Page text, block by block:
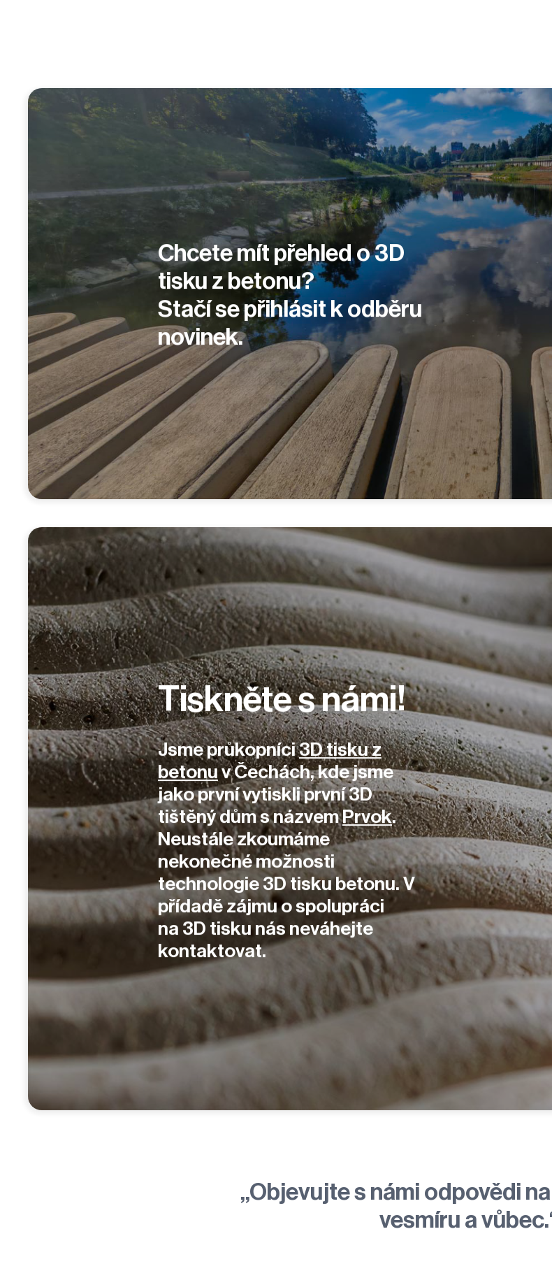
Chcete mít přehled o 3D
tisku z betonu?
Stačí se přihlásit k odběru
novinek.
Tiskněte s námi!
Jsme průkopníci3D tisku z
betonuv Čechách, kde jsme
jako první vytiskli první 3D
tištěný dům s názvemPrvok.
Neustále zkoumáme
nekonečné možnosti
technologie 3D tisku betonu.V
přídadě zájmu o spolupráci
na 3D tisku nás neváhejte
kontaktovat.
„Objevujtes námi odpovědi
vesmíru a vůbec.